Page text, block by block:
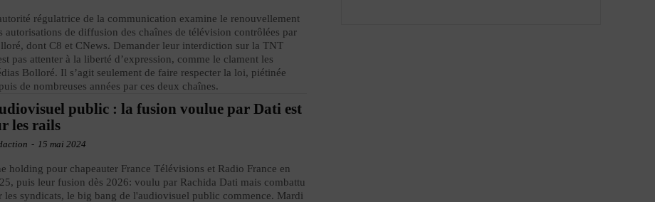
régulatrice de la communication examine le renouvellement
autorisations de diffusion des chaînes de télévision contrôlées par
dont C8 et CNews. Demander leur interdiction sur la TNT
pas attenter à la liberté d’expression, comme le clament les
Bolloré. Il s’agit seulement de faire respecter la loi, piétinée
de nombreuses années par ces deux chaînes.
public : la fusion voulue par Dati est
les rails
- 15 mai 2024
holding pour chapeauter France Télévisions et Radio France en
puis leur fusion dès 2026: voulu par Rachida Dati mais combattu
les syndicats, le big bang de l'audiovisuel public commence. Mardi